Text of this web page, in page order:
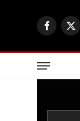
Facebook
X